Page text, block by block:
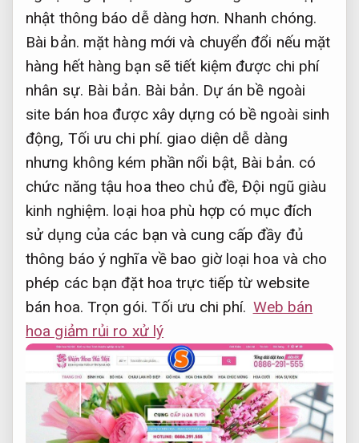
nhật thông báo dễ dàng hơn. Nhanh chóng.
Bài bản. mặt hàng mới và chuyển đổi nếu mặt
hàng hết hàng bạn sẽ tiết kiệm được chi phí
nhân sự. Bài bản. Bài bản. Dự án bề ngoài
site bán hoa được xây dựng có bề ngoài sinh
động, Tối ưu chi phí. giao diện dễ dàng
nhưng không kém phần nổi bật, Bài bản. có
chức năng tậu hoa theo chủ đề,Đội ngũ giàu
kinh nghiệm. loại hoa phù hợp có mục đích
sử dụng của các bạn và cung cấp đầy đủ
thông báo ý nghĩa về bao giờ loại hoa và cho
phép các bạn đặt hoa trực tiếp từ website
bán hoa. Trọn gói. Tối ưu chi phí. Web bán
hoa giảm rủi ro xử lý